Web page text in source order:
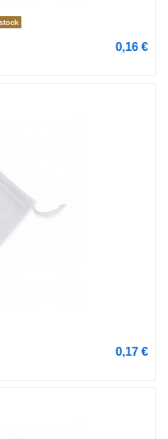
0,16 €
0,17 €